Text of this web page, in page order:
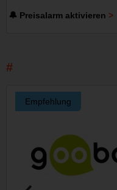
🔔 Preisalarm aktivieren
Empfehlung